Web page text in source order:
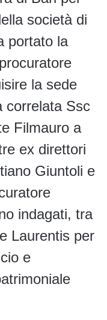
società di
portato la
la sede
correlata Ssc
Filmauro a
ex direttori
Giuntoli e
indagati, tra
Laurentis per
e